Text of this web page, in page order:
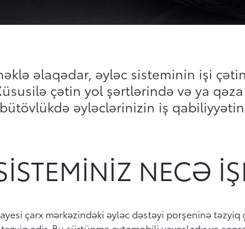
əlaqədar, əyləc sisteminin işi
çətin yol şərtlərində və ya
bütövlükdə əyləclərinizin iş
NECƏ
çarx mərkəzindəki əyləc dəstəyi porşeninə